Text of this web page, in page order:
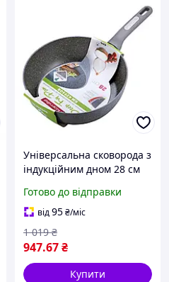
Універсальна сковорода з
індукційним дном 28 см
плити з мармуровим
покриттям POL
Готово до відправки
від95₴/міс
947.67₴
1 019 ₴
Купити